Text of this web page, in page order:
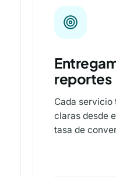
reportes
Cada servicio
claras desde
tasa de